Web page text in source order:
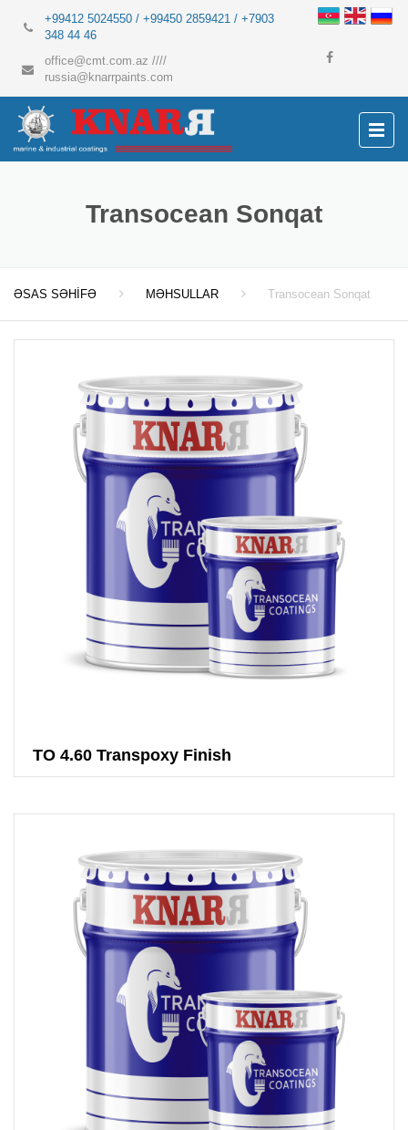
+99412 5024550 / +99450 2859421 / +7903
348 44 46
office@cmt.com.az ////
russia@knarrpaints.com
Transocean Sonqat
ƏSAS SƏHİFƏ MƏHSULLAR Transocean Sonqat
TO 4.60 Transpoxy Finish